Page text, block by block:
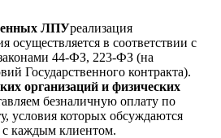
ЛПУреализация
осуществляется в соответствии с
44-ФЗ, 223-ФЗ (на
Государственного контракта).
организаций и физических
безналичную оплату по
условия которых обсуждаются
каждым клиентом.